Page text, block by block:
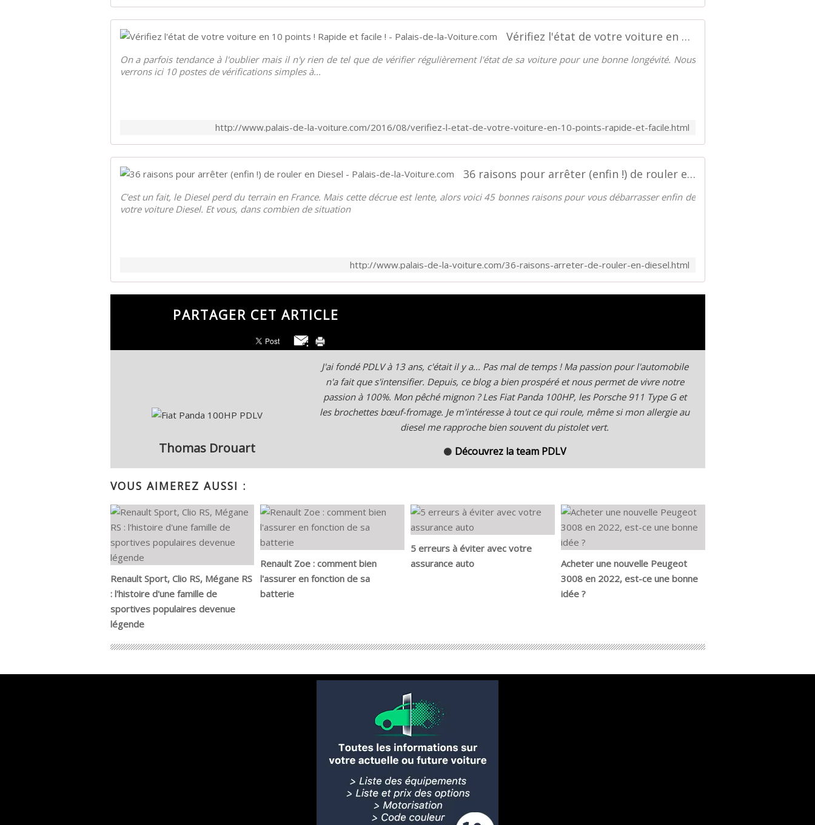
Vérifiez l'état de votre voiture en 10 points ! Rapide et facile ! - Palais-de-la-Voiture.com
On a parfois tendance à l'oublier mais il n'y rien de tel que de vérifier régulièrement l'état de sa voiture pour une bonne longévité. Nous
verrons ici 10 postes de vérifications simples à...
http://www.palais-de-la-voiture.com/2016/08/verifiez-l-etat-de-votre-voiture-en-10-points-rapide-et-facile.html
36 raisons pour arrêter (enfin !) de rouler en Diesel - Palais-de-la-Voiture.com
C'est un fait, le Diesel perd du terrain en France. Mais cette décrue est lente, alors voici 45 bonnes raisons pour vous débarrasser enfin de
votre voiture Diesel. Et vous, dans combien de situation
http://www.palais-de-la-voiture.com/36-raisons-arreter-de-rouler-en-diesel.html
PARTAGER CET ARTICLE
J'ai fondé PDLV à 13 ans, c'était il y a... Pas mal de temps ! Ma passion pour l'automobile
n'a fait que s'intensifier. Depuis, ce blog a bien prospéré et nous permet de vivre notre
passion à 100%. Mon pêché mignon ? Les Fiat Panda 100HP, les Porsche 911 Type G et
les brochettes bœuf-fromage. Je m'intéresse à tout ce qui roule, même si mon allergie au
diesel me rapproche bien souvent du pistolet vert.
⚫ Découvrez la team PDLV
Thomas Drouart
VOUS AIMEREZ AUSSI :
Renault Sport, Clio RS, Mégane RS
: l'histoire d'une famille de
sportives populaires devenue
légende
Renault Zoe : comment bien
l'assurer en fonction de sa
batterie
5 erreurs à éviter avec votre
assurance auto
Acheter une nouvelle Peugeot
3008 en 2022, est-ce une bonne
idée ?